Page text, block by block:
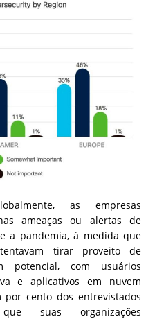
as empresas
ameaças ou alertas de
a pandemia, à medida que
tirar proveito de
potencial, com usuários
e aplicativos em nuvem
por cento dos entrevistados
suas organizações